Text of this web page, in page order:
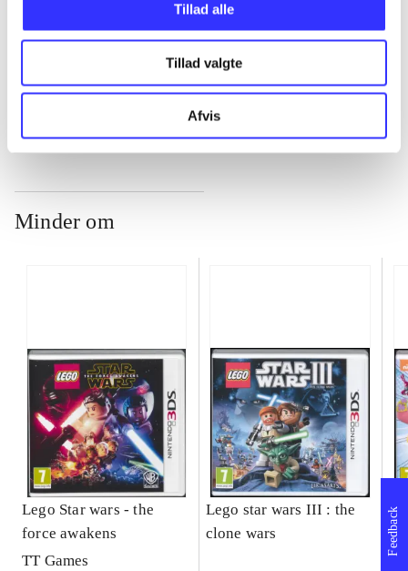
Tillad alle
Tillad valgte
Afvis
...
Minder om
Lego Star wars - the
force awakens
TT Games
Lego star wars III : the
clone wars
Feedback